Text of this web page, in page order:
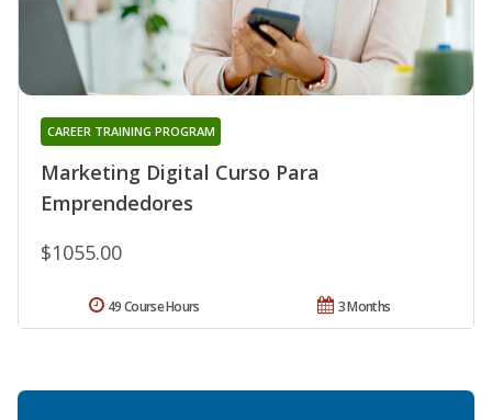
Marketing Digital Curso Para
Emprendedores
CAREER TRAINING PROGRAM
$1055.00
3 Months
49 Course Hours